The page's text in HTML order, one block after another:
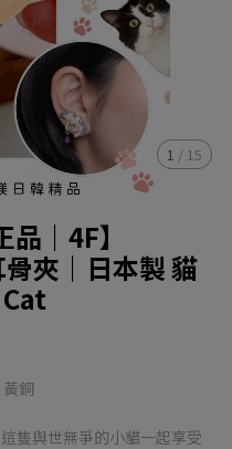
1 / 15
｜4F】
夾｜日本製 貓
銅
隻與世無爭的小貓一起享受